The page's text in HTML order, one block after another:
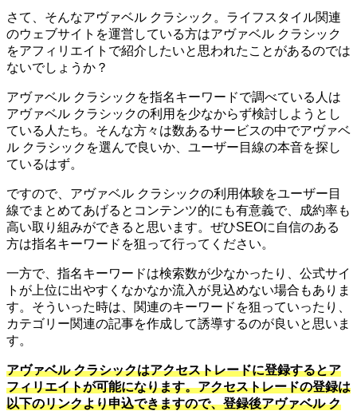
さて、そんなアヴァベル クラシック。ライフスタイル関連
のウェブサイトを運営している方はアヴァベル クラシック
をアフィリエイトで紹介したいと思われたことがあるのでは
ないでしょうか？
アヴァベル クラシックを指名キーワードで調べている人は
アヴァベル クラシックの利用を少なからず検討しようとし
ている人たち。そんな方々は数あるサービスの中でアヴァベ
ル クラシックを選んで良いか、ユーザー目線の本音を探し
ているはず。
ですので、アヴァベル クラシックの利用体験をユーザー目
線でまとめてあげるとコンテンツ的にも有意義で、成約率も
高い取り組みができると思います。ぜひSEOに自信のある
方は指名キーワードを狙って行ってください。
一方で、指名キーワードは検索数が少なかったり、公式サイ
トが上位に出やすくなかなか流入が見込めない場合もありま
す。そういった時は、関連のキーワードを狙っていったり、
カテゴリー関連の記事を作成して誘導するのが良いと思いま
す。
アヴァベル クラシックはアクセストレードに登録するとア
フィリエイトが可能になります。アクセストレードの登録は
以下のリンクより申込できますので、登録後アヴァベル ク